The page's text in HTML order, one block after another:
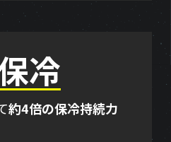
冷
約4倍の保冷持続力